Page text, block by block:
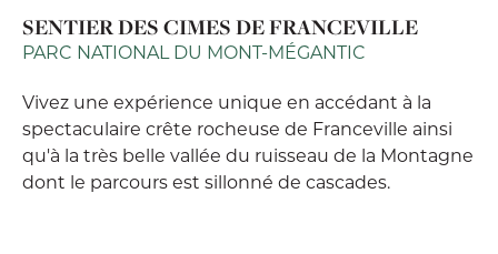
SENTIER DES CIMES DE FRANCEVILLE
PARC NATIONAL DU MONT-MÉGANTIC
Vivez une expérience unique en accédant à la
spectaculaire crête rocheuse de Franceville ainsi
qu'à la très belle vallée du ruisseau de la Montagne
dont le parcours est sillonné de cascades.